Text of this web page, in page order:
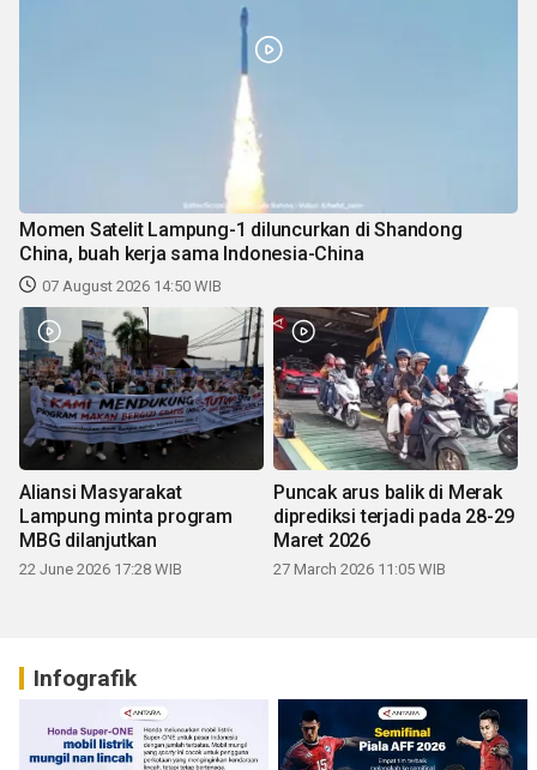
Momen Satelit Lampung-1 diluncurkan di Shandong
China, buah kerja sama Indonesia-China
07 August 2026 14:50 WIB
Aliansi Masyarakat
Lampung minta program
MBG dilanjutkan
22 June 2026 17:28 WIB
Puncak arus balik di Merak
diprediksi terjadi pada 28-29
Maret 2026
27 March 2026 11:05 WIB
Infografik